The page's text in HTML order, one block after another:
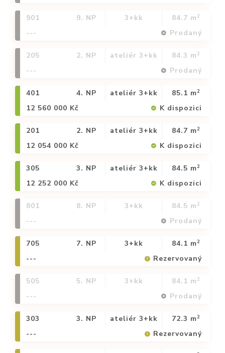
901 9. NP 3+kk 84.7 m 2
--- Prodaný
205 2. NP ateliér 3+kk 84.3 m 2
--- Prodaný
401 4. NP ateliér 3+kk 85.1 m2
12 560 000 Kč K dispozici
201 2. NP ateliér 3+kk 84.7 m2
12 054 000 Kč K dispozici
305 3. NP ateliér 3+kk 84.5 m2
12 252 000 Kč K dispozici
801 8. NP 3+kk 84.5 m 2
--- Prodaný
705 7. NP 3+kk 84.1 m2
--- Rezervovaný
505 5. NP 3+kk 84.1 m 2
--- Prodaný
303 3. NP ateliér 3+kk 72.3 m2
--- Rezervovaný